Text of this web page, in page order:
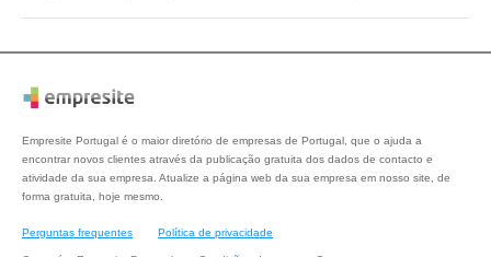
Empresite Portugal é o maior diretório de empresas de Portugal, que o ajuda a
encontrar novos clientes através da publicação gratuita dos dados de contacto e
atividade da sua empresa. Atualize a página web da sua empresa em nosso site, de
forma gratuita, hoje mesmo.
Perguntas frequentes Política de privacidade